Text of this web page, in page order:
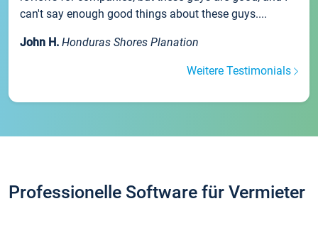
can't say enough good things about these guys....
John H. Honduras Shores Planation
Weitere Testimonials
Professionelle Software für Vermieter